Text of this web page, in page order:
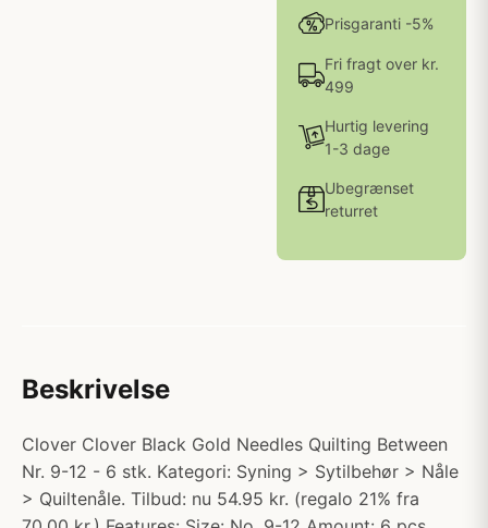
Prisgaranti -5%
Fri fragt over kr.
499
Hurtig levering
1-3 dage
Ubegrænset
returret
Beskrivelse
Clover Clover Black Gold Needles Quilting Between
Nr. 9-12 - 6 stk. Kategori: Syning > Sytilbehør > Nåle
> Quiltenåle. Tilbud: nu 54.95 kr. (regalo 21% fra